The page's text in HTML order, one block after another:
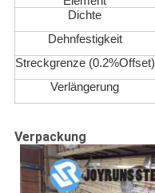
Dichte
Dehnfestigkeit
Streckgrenze (0.2%Offset)
Verlängerung
Verpackung